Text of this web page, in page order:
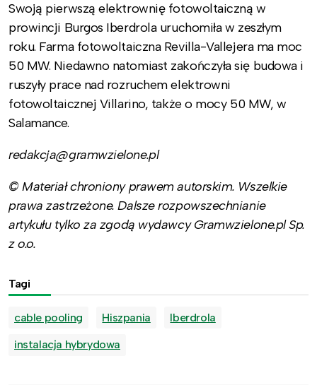
Swoją pierwszą elektrownię fotowoltaiczną w
prowincji Burgos Iberdrola uruchomiła w zeszłym
roku. Farma fotowoltaiczna Revilla-Vallejera ma moc
50 MW. Niedawno natomiast zakończyła się budowa i
ruszyły prace nad rozruchem elektrowni
fotowoltaicznej Villarino, także o mocy 50 MW, w
Salamance.
redakcja@gramwzielone.pl
© Materiał chroniony prawem autorskim. Wszelkie
prawa zastrzeżone. Dalsze rozpowszechnianie
artykułu tylko za zgodą wydawcy Gramwzielone.pl Sp.
z o.o.
Tagi
cable pooling Hiszpania Iberdrola
instalacja hybrydowa